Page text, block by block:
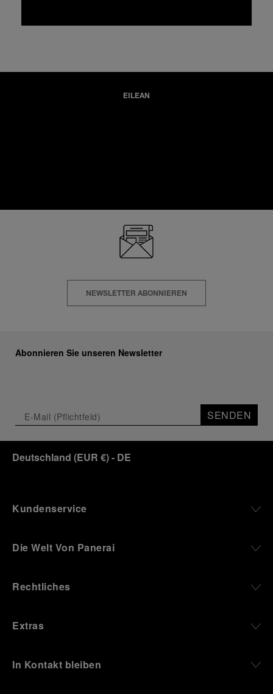
EILEAN
NEWSLETTER ABONNIEREN
Abonnieren Sie unseren Newsletter
SENDEN
Deutschland (EUR €)- DE
Kundenservice
Die Welt Von Panerai
Rechtliches
Extras
In Kontakt bleiben